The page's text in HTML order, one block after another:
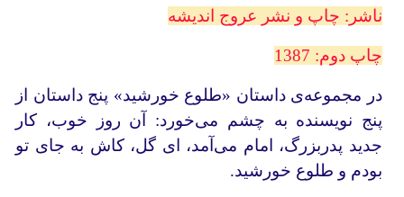
ناشر: چاپ و نشر عروج اندیشه
چاپ دوم: 1387
در مجموعه‌ی داستان «طلوع خورشید» پنج داستان از
پنج نویسنده به چشم می‌خورد: آن روز خوب، کار
جدید پدربزرگ، امام می‌آمد، ای گل، کاش به جای تو
بودم و طلوع خورشید.